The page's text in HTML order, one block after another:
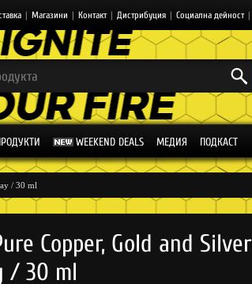
| Магазини | Контакт | Дистрибуция | Социална дейност |
WEEKEND DEALS МЕДИЯ ПОДКАСТ
/ 30 ml
Copper, Gold and Silver
/ 30 ml